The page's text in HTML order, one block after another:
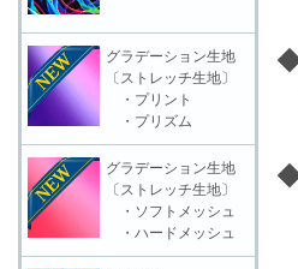
グラデーション生地
〔ストレッチ生地〕
・プリント
・プリズム
グラデーション生地
〔ストレッチ生地〕
・ソフトメッシュ
・ハードメッシュ